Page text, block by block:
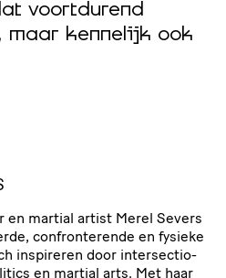
voortdurend
maar kennelijk ook
en martial artist Merel Severs
confron­te­rende en fysieke
inspireren door inter­sec­ti­o­
en martial arts. Met haar